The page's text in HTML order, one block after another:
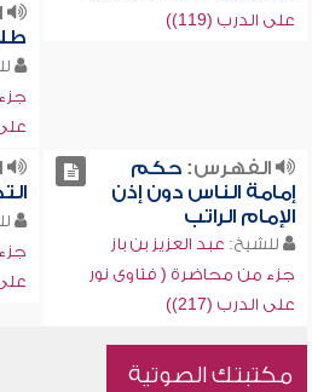
على الدرب (119))
على
الفهرس:حكم
إمامة الناس دون إذن
الإمام الراتب
للشيخ: عبد العزيز بن باز
جزء من محاضرة ( فتاوى نور
على الدرب (217))
على
مكتبتك الصوتية